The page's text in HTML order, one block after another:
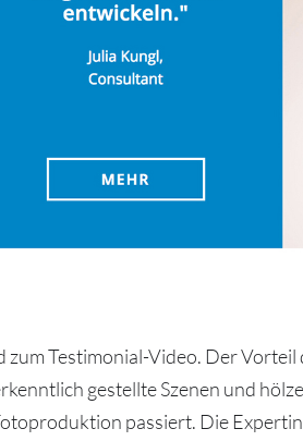
Testimonial-Video. Der
gestellte Szenen und
passiert. Die